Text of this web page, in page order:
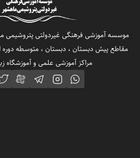
موسسه آموزشی فرهنگی غیردولتی پتروشیمی
مقاطع پیش دبستان ، دبستان ، متوسطه دوره
مراکز آموزشی علمی و آموزشگاه